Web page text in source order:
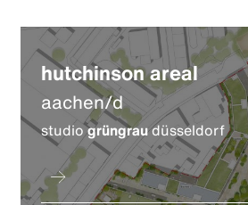
hutchinson areal
aachen/d
studiogrüngraudüsseldorf